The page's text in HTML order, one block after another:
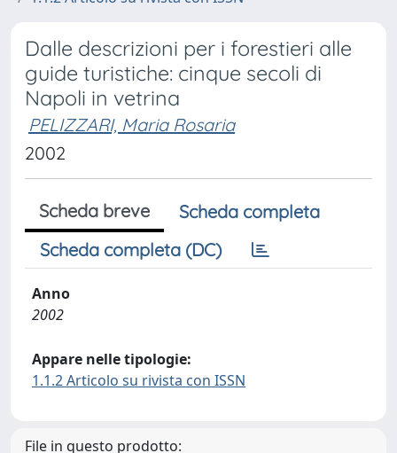
Dalle descrizioni per i forestieri alle
guide turistiche: cinque secoli di
Napoli in vetrina
PELIZZARI, Maria Rosaria
2002
Scheda breve
Scheda completa
Scheda completa (DC)
Anno
2002
Appare nelle tipologie:
1.1.2 Articolo su rivista con ISSN
File in questo prodotto: